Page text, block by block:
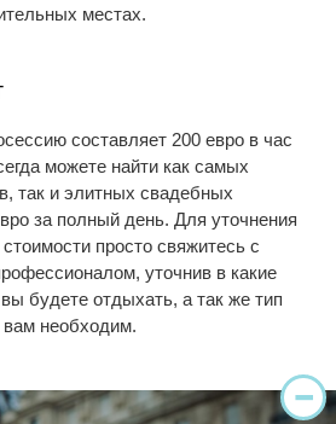
местах.
составляет 200 евро в час
можете найти как самых
так и элитных свадебных
за полный день. Для уточнения
просто свяжитесь с
уточнив в какие
будете отдыхать, а так же тип
необходим.